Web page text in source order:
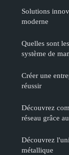
Solutions
moderne
Quelles sont
système de
Créer une
réussir
Découvrez
réseau grâce
Découvrez
métallique